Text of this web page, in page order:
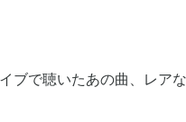
ブで聴いたあの曲、レア